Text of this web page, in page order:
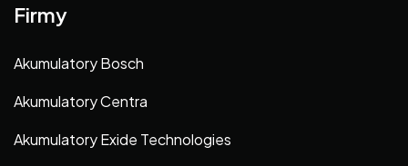
Firmy
Akumulatory Bosch
Akumulatory Centra
Akumulatory Exide Technologies